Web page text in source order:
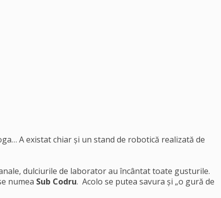
A existat chiar și un stand de robotică realizată de
dulciurile de laborator au încântat toate gusturile.
numea Sub Codru. Acolo se putea savura și „o gură de